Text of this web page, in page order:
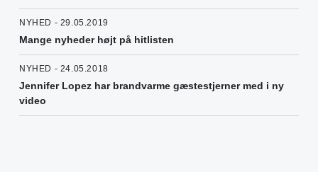
NYHED - 29.05.2019
Mange nyheder højt på hitlisten
NYHED - 24.05.2018
Jennifer Lopez har brandvarme gæstestjerner med i ny
video